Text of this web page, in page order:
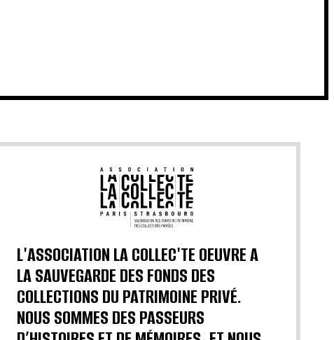
L'ASSOCIATION LA COLLEC'TE OEUVRE A
LA SAUVEGARDE DES FONDS DES
COLLECTIONS DU PATRIMOINE PRIVÉ.
NOUS SOMMES DES PASSEURS